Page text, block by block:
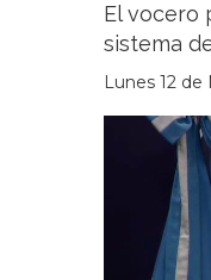
El vocero
sistema
Lunes 12 de